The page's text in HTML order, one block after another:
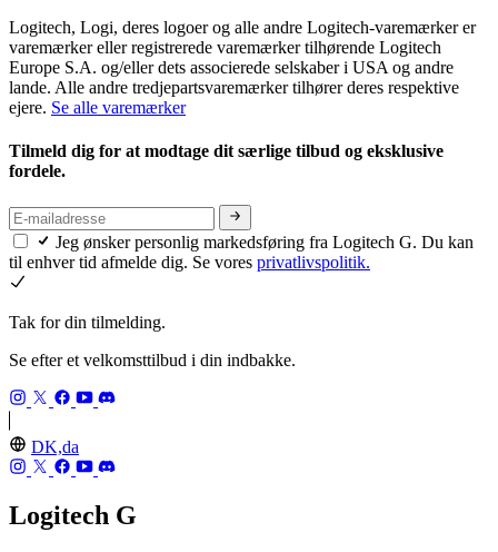
Logitech, Logi, deres logoer og alle andre Logitech-varemærker er
varemærker eller registrerede varemærker tilhørende Logitech
Europe S.A. og/eller dets associerede selskaber i USA og andre
lande. Alle andre tredjepartsvaremærker tilhører deres respektive
ejere. Se alle varemærker
Tilmeld dig for at modtage dit særlige tilbud og eksklusive
fordele.
Jeg ønsker personlig markedsføring fra Logitech G. Du kan
til enhver tid afmelde dig. Se vores privatlivspolitik.
Tak for din tilmelding.
Se efter et velkomsttilbud i din indbakke.
DK,da
Logitech G